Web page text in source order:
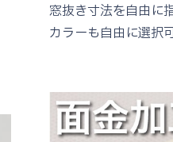
窓抜き寸法を自由に
カラーも自由に選択